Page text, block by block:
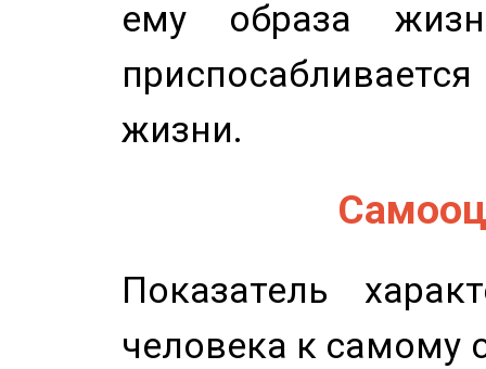
ему образа
жизни.
Показатель
человека к самому